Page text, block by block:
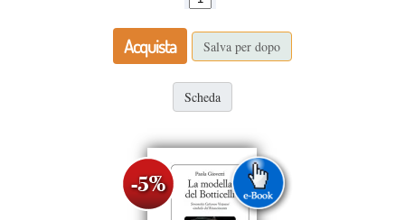
Acquista Salva per dopo
Scheda